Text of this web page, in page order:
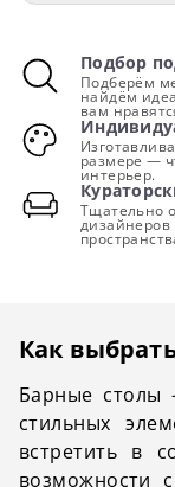
Подбор
Подберём
найдём
вам
размере —
интерьер.
Тщательно
дизайнеров
Как
Барные
стильных
встретить в
возможности